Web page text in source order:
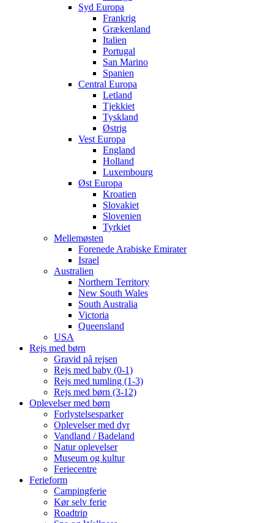
Syd Europa
Frankrig
Grækenland
Italien
Portugal
San Marino
Spanien
Central Europa
Letland
Tjekkiet
Tyskland
Østrig
Vest Europa
England
Holland
Luxembourg
Øst Europa
Kroatien
Slovakiet
Slovenien
Tyrkiet
Mellemøsten
Forenede Arabiske Emirater
Israel
Australien
Northern Territory
New South Wales
South Australia
Victoria
Queensland
USA
Rejs med børn
Gravid på rejsen
Rejs med baby (0-1)
Rejs med tumling (1-3)
Rejs med børn (3-12)
Oplevelser med børn
Forlystelsesparker
Oplevelser med dyr
Vandland / Badeland
Natur oplevelser
Museum og kultur
Feriecentre
Ferieform
Campingferie
Kør selv ferie
Roadtrip